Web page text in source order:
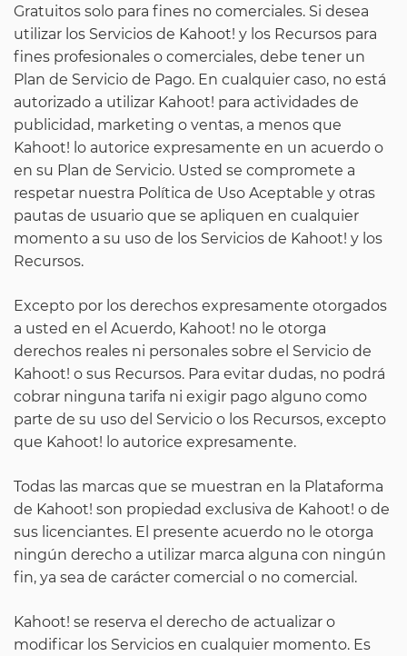
Gratuitos solo para fines no comerciales. Si desea
utilizar los Servicios de Kahoot! y los Recursos para
fines profesionales o comerciales, debe tener un
Plan de Servicio de Pago. En cualquier caso, no está
autorizado a utilizar Kahoot! para actividades de
publicidad, marketing o ventas, a menos que
Kahoot! lo autorice expresamente en un acuerdo o
en su Plan de Servicio. Usted se compromete a
respetar nuestra Política de Uso Aceptable y otras
pautas de usuario que se apliquen en cualquier
momento a su uso de los Servicios de Kahoot! y los
Recursos.
Excepto por los derechos expresamente otorgados
a usted en el Acuerdo, Kahoot! no le otorga
derechos reales ni personales sobre el Servicio de
Kahoot! o sus Recursos. Para evitar dudas, no podrá
cobrar ninguna tarifa ni exigir pago alguno como
parte de su uso del Servicio o los Recursos, excepto
que Kahoot! lo autorice expresamente.
Todas las marcas que se muestran en la Plataforma
de Kahoot! son propiedad exclusiva de Kahoot! o de
sus licenciantes. El presente acuerdo no le otorga
ningún derecho a utilizar marca alguna con ningún
fin, ya sea de carácter comercial o no comercial.
Kahoot! se reserva el derecho de actualizar o
modificar los Servicios en cualquier momento. Es